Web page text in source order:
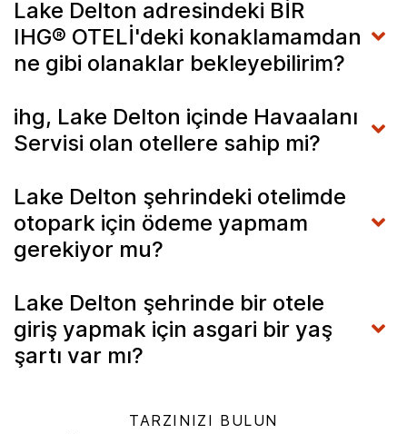
Lake Delton adresindeki BİR
IHG® OTELİ'deki konaklamamdan
ne gibi olanaklar bekleyebilirim?
ihg, Lake Delton içinde Havaalanı
Servisi olan otellere sahip mi?
Lake Delton şehrindeki otelimde
otopark için ödeme yapmam
gerekiyor mu?
Lake Delton şehrinde bir otele
giriş yapmak için asgari bir yaş
şartı var mı?
TARZINIZI BULUN